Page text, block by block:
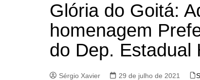
Glória do Goitá:
homenagem
do Dep. Estadual
Sérgio Xavier 29 de julho de 2021